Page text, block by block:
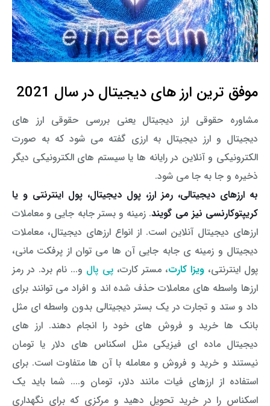
موفق ترین ارز های دیجیتال در سال 2021
مشاوره حقوقی ارز دیجیتال یعنی بررسی حقوقی ارز های
دیجیتال و ارز دیجیتال به ارزی گفته می شود که به صورت
الکترونیکی و آنلاین در رایانه ها یا سیستم های الکترونیکی دیگر
ذخیره و جا به جا می شود.
به ارزهای دیجیتالی، رمز ارز، پول دیجیتال، پول اینترنتی و یا
کریپتوکارنسی نیز می گویند. زمینه و بستر جابه جایی و معاملات
ارزهای دیجیتال آنلاین است. از انواع ارزهای دیجیتال، معاملات
دیجیتال و زمینه ی جابه جایی آن ها می توان از پرفکت مانی،
پول اینترنتی،ویزا کارت، مستر کارت،پی پال و... نام برد. در رمز
ارزها واسطه های معاملات حذف شده اند و افراد می توانند برای
داد و ستد و تجارت در یک بستر دیجیتالی بدون واسطه ای مثل
بانک ها خرید و فروش های خود را انجام دهند. ارز های
دیجیتال ماده ای فیزیکی مثل اسکناس های دلار یا تومان
نیستند و خرید و فروش و معامله با آن ها متفاوت است. برای
استفاده از ارزهای فیات مانند دلار، تومان و.... شما باید یک
اسکناس را در خرید تحویل دهید و مرکزی که برای نگهداری